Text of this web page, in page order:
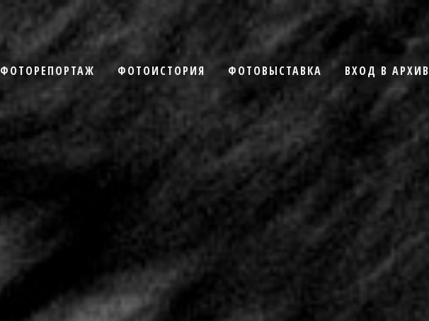
ФОТОРЕПОРТАЖ ФОТОИСТОРИЯ ФОТОВЫСТАВКА ВХОД В АРХИВ